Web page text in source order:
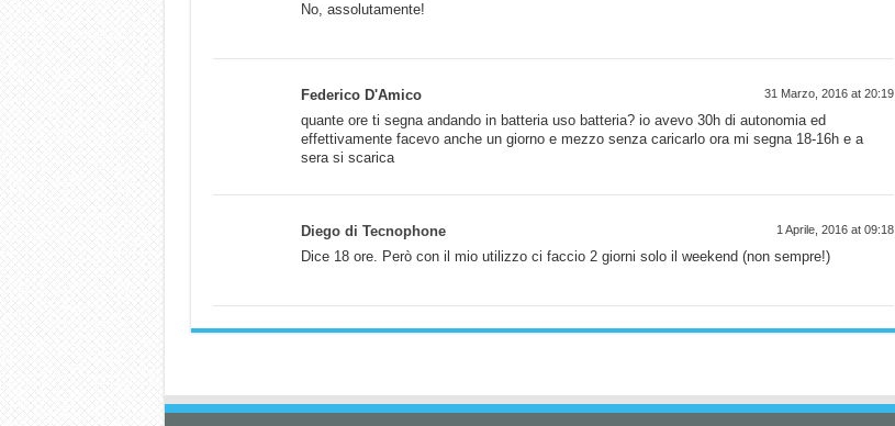
No, assolutamente!
Federico D'Amico 31 Marzo, 2016 at 20:19
quante ore ti segna andando in batteria uso batteria? io avevo 30h di autonomia ed
effettivamente facevo anche un giorno e mezzo senza caricarlo ora mi segna 18-16h e a
sera si scarica
Diego di Tecnophone 1 Aprile, 2016 at 09:18
Dice 18 ore. Però con il mio utilizzo ci faccio 2 giorni solo il weekend (non sempre!)